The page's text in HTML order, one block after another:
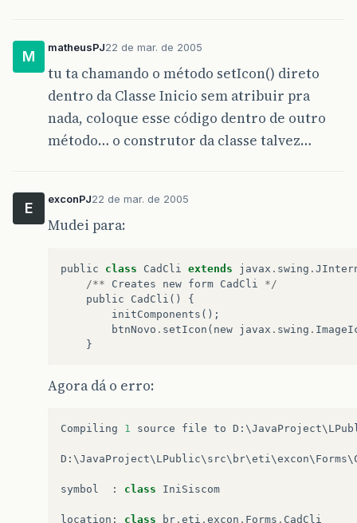
M
matheusPJ22 de mar. de 2005
tu ta chamando o método setIcon() direto
dentro da Classe Inicio sem atribuir pra
nada, coloque esse código dentro de outro
método… o construtor da classe talvez…
E
exconPJ22 de mar. de 2005
Mudei para:
public class CadCli extends javax . swing .
/**
Creates new form CadCli
*/
public
CadCli ()
{
initComponents ();
btnNovo . setIcon ( new javax . swing .
}
Agora dá o erro:
Compiling 1 source file to D : \JavaProject\
D : \JavaProject\ LPublic\ src\ br\eti\excon\ Forms\
symbol : class IniSiscom
location : class br . eti . excon . Forms . CadCli